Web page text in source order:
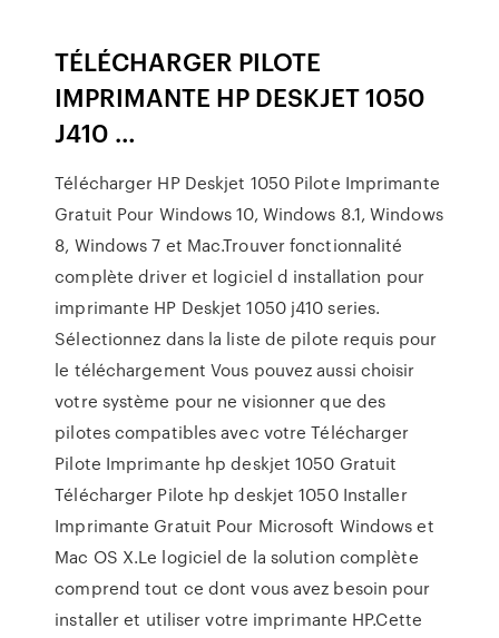
TÉLÉCHARGER PILOTE
IMPRIMANTE HP DESKJET 1050
J410 …
Télécharger HP Deskjet 1050 Pilote Imprimante
Gratuit Pour Windows 10, Windows 8.1, Windows
8, Windows 7 et Mac.Trouver fonctionnalité
complète driver et logiciel d installation pour
imprimante HP Deskjet 1050 j410 series.
Sélectionnez dans la liste de pilote requis pour
le téléchargement Vous pouvez aussi choisir
votre système pour ne visionner que des
pilotes compatibles avec votre Télécharger
Pilote Imprimante hp deskjet 1050 Gratuit
Télécharger Pilote hp deskjet 1050 Installer
Imprimante Gratuit Pour Microsoft Windows et
Mac OS X.Le logiciel de la solution complète
comprend tout ce dont vous avez besoin pour
installer et utiliser votre imprimante HP.Cette